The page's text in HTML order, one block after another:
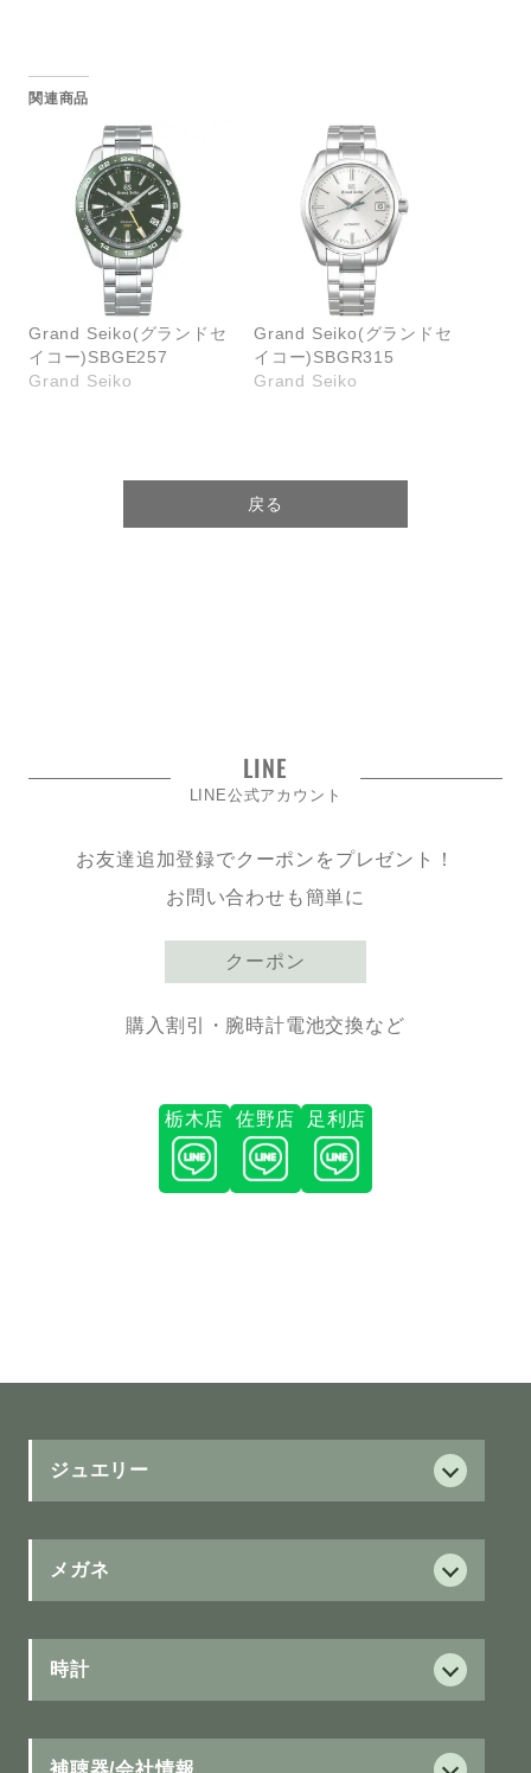
関連商品
Grand Seiko(グランドセ
イコー)SBGE257
Grand Seiko
Grand Seiko(グランドセ
イコー)SBGR315
Grand Seiko
戻る
LINE
LINE公式アカウント
お友達追加登録でクーポンをプレゼント！
お問い合わせも簡単に
クーポン
購入割引・腕時計電池交換など
栃木店 佐野店 足利店
ジュエリー
ブラウンダイヤモンド
ウィッシュアポンアスター
メガネ
時計
補聴器/会社情報